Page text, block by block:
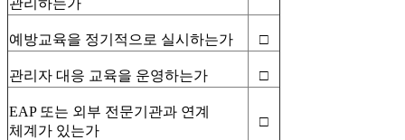
관리하는가
예방교육을 정기적으로 실시하는가 □
관리자 대응 교육을 운영하는가 □
EAP 또는 외부 전문기관과 연계
체계가 있는가
□